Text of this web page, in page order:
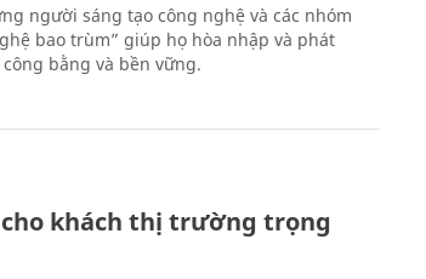
người sáng tạo công nghệ và các nhóm
bao trùm” giúp họ hòa nhập và phát
bằng và bền vững.
khách thị trường trọng